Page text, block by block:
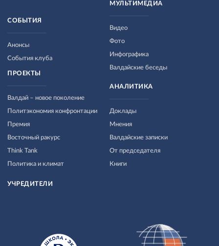
МУЛЬТИМЕДИА
Видео
Фото
Инфографика
Валдайские беседы
СОБЫТИЯ
Анонсы
События клуба
ПРОЕКТЫ
Валдай – новое поколение
Политэкономия конфронтации
Премия
Восточный ракурс
Think Tank
Политика и климат
АНАЛИТИКА
Доклады
Мнения
Валдайские записки
От председателя
Книги
УЧРЕДИТЕЛИ